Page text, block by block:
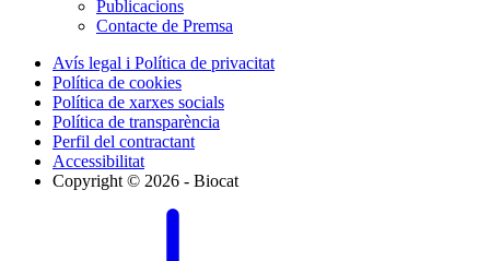
Publicacions
Contacte de Premsa
Avís legal i Política de privacitat
Política de cookies
Política de xarxes socials
Política de transparència
Perfil del contractant
Accessibilitat
Copyright © 2026 - Biocat